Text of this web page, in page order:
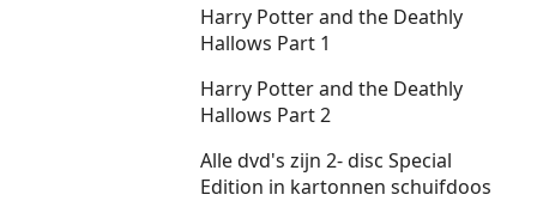
Harry Potter and the Deathly
Hallows Part 1
Harry Potter and the Deathly
Hallows Part 2
Alle dvd's zijn 2- disc Special
Edition in kartonnen schuifdoos